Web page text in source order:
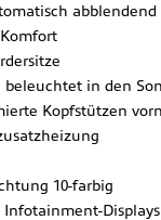
abblendend
beleuchtet in den
Kopfstützen vorn
10-farbig
Infotainment-